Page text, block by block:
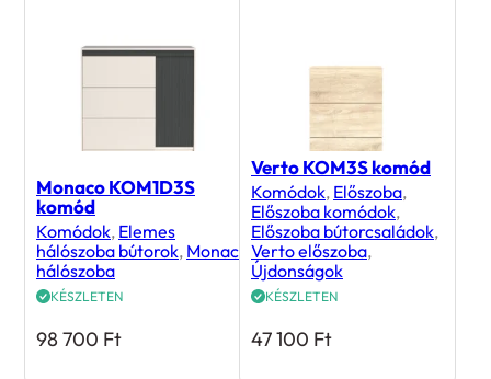
Monaco KOM1D3S
komód
Komódok, Elemes
hálószoba bútorok, Monaco
hálószoba
KÉSZLETEN
98 700 Ft
Verto KOM3S komód
Komódok, Előszoba,
Előszoba komódok,
Előszoba bútorcsaládok,
Verto előszoba,
Újdonságok
KÉSZLETEN
47 100 Ft